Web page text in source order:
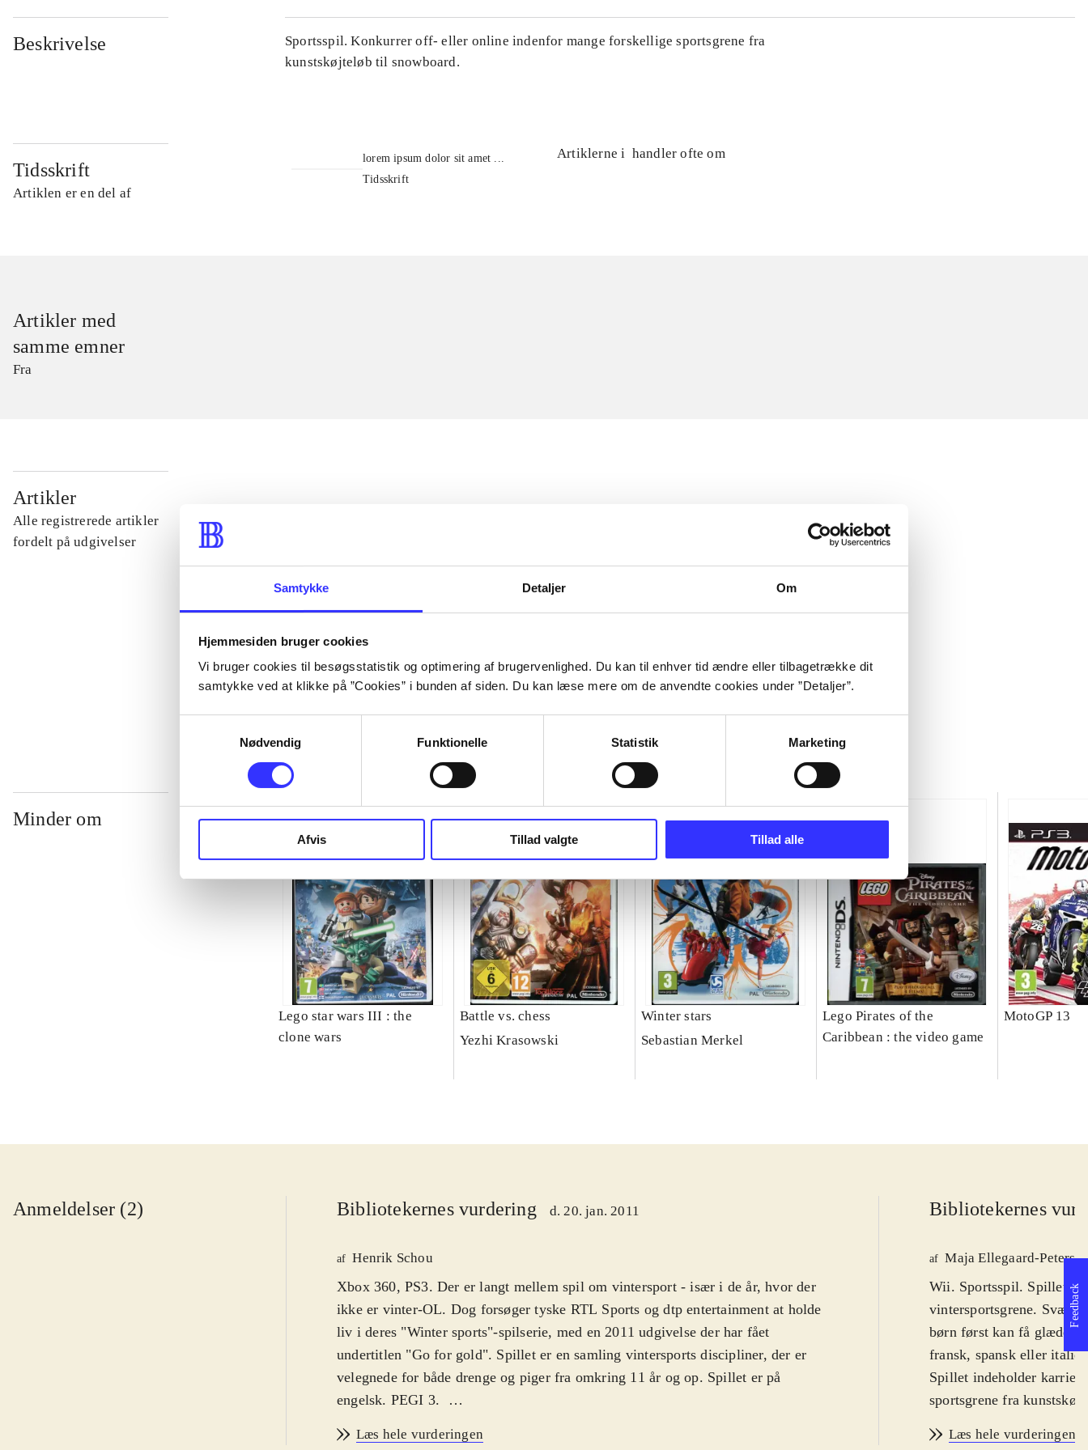
Samtykke Detaljer Om
Hjemmesiden bruger cookies
Vi bruger cookies til besøgsstatistik og optimering af brugervenlighed. Du kan til enhver tid ændre eller tilbagetrække dit
samtykke ved at klikke på ”Cookies” i bunden af siden. Du kan læse mere om de anvendte cookies under ”Detaljer”.
Nødvendig
Funktionelle Statistik Marketing
Afvis Tillad valgte Tillad alle
Beskrivelse
Sportsspil. Konkurrer off- eller online indenfor mange forskellige sportsgrene fra
kunstskøjteløb til snowboard.
Tidsskrift
Artiklen er en del af
lorem ipsum dolor sit amet ...
Tidsskrift
Artiklerne i handler ofte om
Artikler med
samme emner
Fra
Artikler
Alle registrerede artikler
fordelt på udgivelser
...
...
Minder om
Lego star wars III : the
clone wars
Battle vs. chess
Yezhi Krasowski
Winter stars
Sebastian Merkel
Lego Pirates of the
Caribbean : the video game
MotoGP 13
Anmeldelser (2) Bibliotekernes vurdering d. 20. jan. 2011
af Henrik Schou
Xbox 360, PS3. Der er langt mellem spil om vintersport - især i de år, hvor der
ikke er vinter-OL. Dog forsøger tyske RTL Sports og dtp entertainment at holde
liv i deres "Winter sports"-spilserie, med en 2011 udgivelse der har fået
undertitlen "Go for gold". Spillet er en samling vintersports discipliner, der er
velegnede for både drenge og piger fra omkring 11 år og op. Spillet er på
engelsk. PEGI 3.
fleste er kendte OL discipliner (det er vist kun snescootere, der skiller sig ud på
Læs hele vurderingen
Bibliotekernes
af Maja Ellegaard-
Wii. Sportsspil. Spillet
vintersportsgrene.
børn først kan få glæde
fransk, spansk eller
Spillet indeholder
sportsgrene fra
god manuel både trykt
Læs hele vurderingen
Feedback